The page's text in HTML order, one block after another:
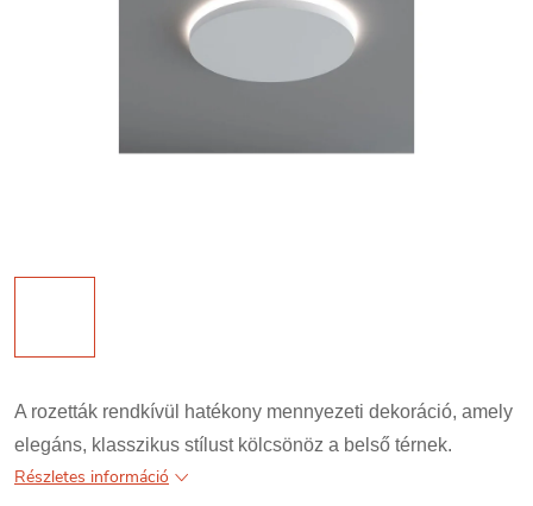
A rozetták rendkívül hatékony mennyezeti dekoráció, amely
elegáns, klasszikus stílust kölcsönöz a belső térnek.
Részletes információ